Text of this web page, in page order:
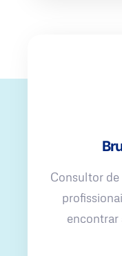
Consultor de
encontrar